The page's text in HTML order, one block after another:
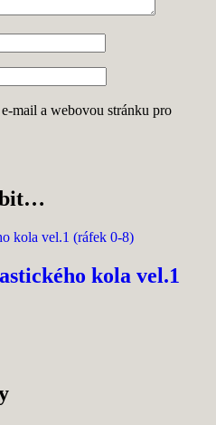
mail a webovou stránku pro
kola vel.1